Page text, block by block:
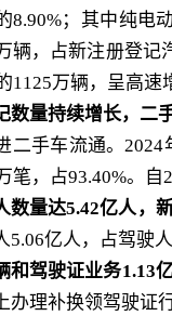
8.90%；其中纯电
辆，占新注册登记
1125万辆，呈高速
数量持续增长，二
二手车流通。
笔，占93.40%。
数量达5.42亿人，
5.06亿人，占驾驶
和驾驶证业务1.13亿
办理补换领驾驶证